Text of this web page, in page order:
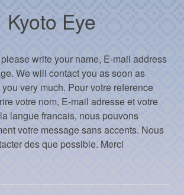
Kyoto Eye
write your name, E-mail address
We will contact you as soon as
very much. Pour votre reference
votre nom, E-mail adresse et votre
langue francais, nous pouvons
votre message sans accents. Nous
des que possible. Merci